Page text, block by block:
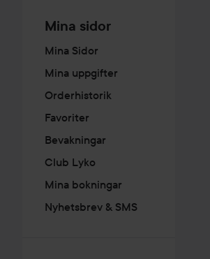
Mina sidor
Mina Sidor
Mina uppgifter
Orderhistorik
Favoriter
Bevakningar
Club Lyko
Mina bokningar
Nyhetsbrev & SMS